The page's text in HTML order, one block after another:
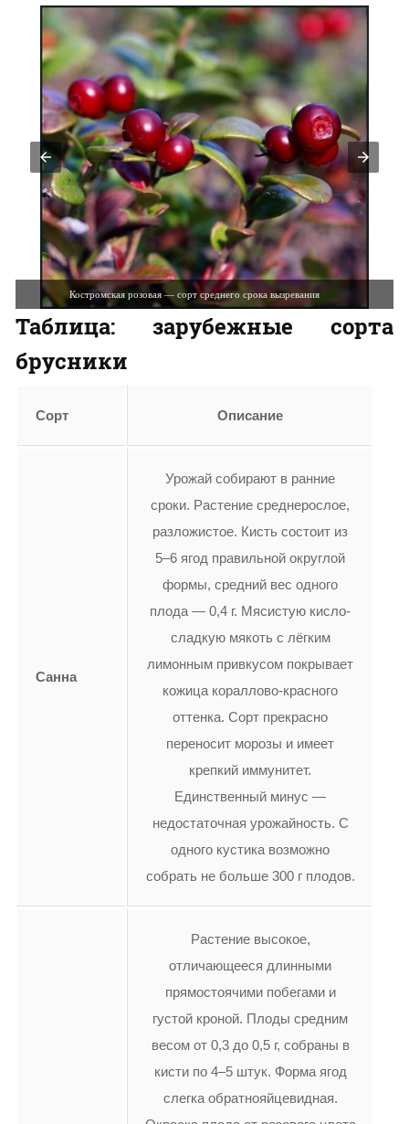
Костромичка — ранний сорт по сроку вызревания
Таблица: зарубежные сорта
брусники
Сорт Описание
Санна
Урожай собирают в ранние
сроки. Растение среднерослое,
разложистое. Кисть состоит из
5–6 ягод правильной округлой
формы, средний вес одного
плода — 0,4 г. Мясистую кисло-
сладкую мякоть с лёгким
лимонным привкусом покрывает
кожица кораллово-красного
оттенка. Сорт прекрасно
переносит морозы и имеет
крепкий иммунитет.
Единственный минус —
недостаточная урожайность. С
одного кустика возможно
собрать не больше 300 г плодов.
Растение высокое,
отличающееся длинными
прямостоячими побегами и
густой кроной. Плоды средним
весом от 0,3 до 0,5 г, собраны в
кисти по 4–5 штук. Форма ягод
слегка обратнояйцевидная.